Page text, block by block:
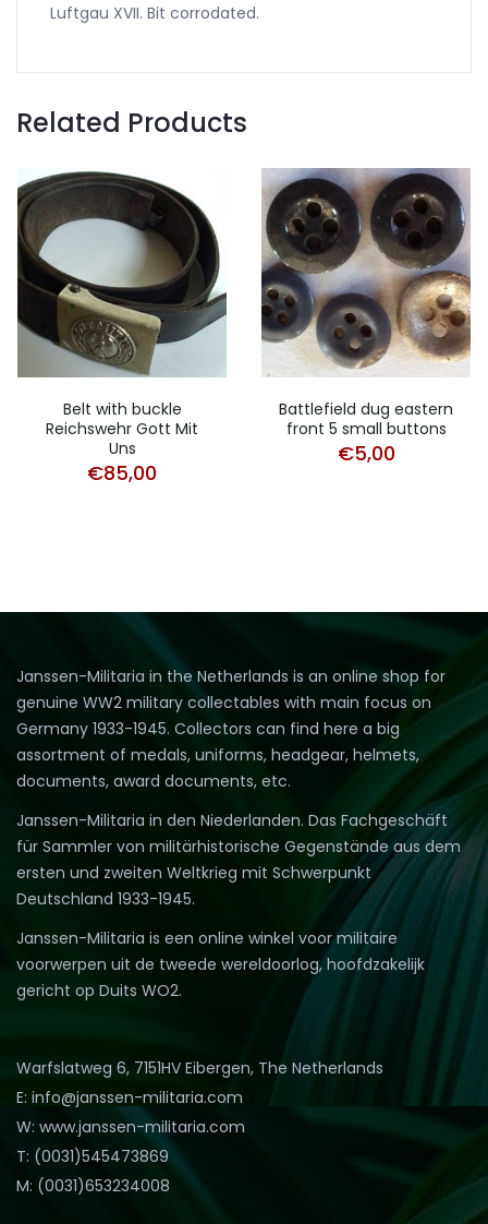
Luftgau XVII. Bit corrodated.
Related Products
Belt with buckle
Reichswehr Gott Mit
Uns
€85,00
Battlefield dug eastern
front 5 small buttons
€5,00
Janssen-Militaria in the Netherlands is an online shop for
genuine WW2 military collectables with main focus on
Germany 1933-1945. Collectors can find here a big
assortment of medals, uniforms, headgear, helmets,
documents, award documents, etc.
Janssen-Militaria in den Niederlanden. Das Fachgeschäft
für Sammler von militärhistorische Gegenstände aus dem
ersten und zweiten Weltkrieg mit Schwerpunkt
Deutschland 1933-1945.
Janssen-Militaria is een online winkel voor militaire
voorwerpen uit de tweede wereldoorlog, hoofdzakelijk
gericht op Duits WO2.
Warfslatweg 6, 7151HV Eibergen, The Netherlands
E: info@janssen-militaria.com
W: www.janssen-militaria.com
T: (0031)545473869
M: (0031)653234008